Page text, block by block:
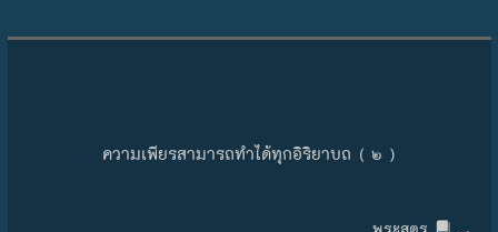
ความเพียรสามารถทำได้ทุกอิริยาบถ ( ๒ )